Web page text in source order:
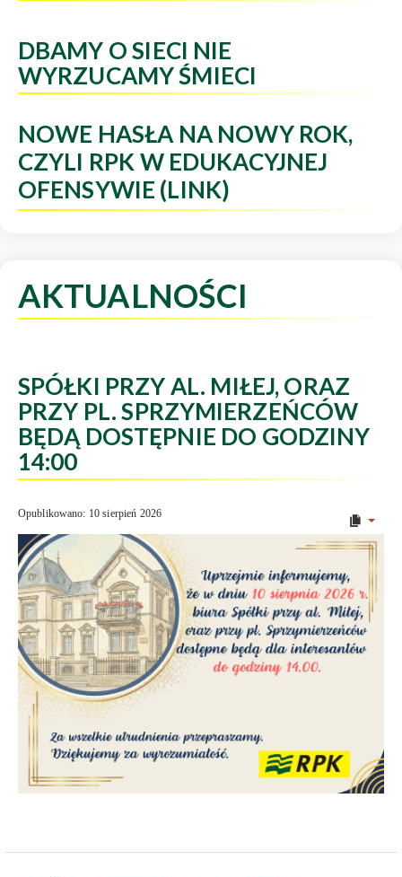
DBAMY O SIECI NIE
WYRZUCAMY ŚMIECI
NOWE HASŁA NA NOWY ROK,
CZYLI RPK W EDUKACYJNEJ
OFENSYWIE (LINK)
AKTUALNOŚCI
SPÓŁKI PRZY AL. MIŁEJ, ORAZ
PRZY PL. SPRZYMIERZEŃCÓW
BĘDĄ DOSTĘPNIE DO GODZINY
14:00
Opublikowano: 10 sierpień 2026